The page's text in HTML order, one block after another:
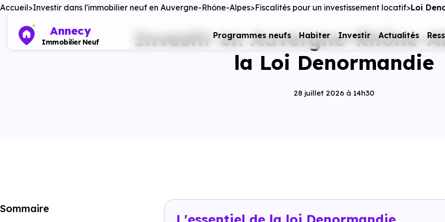
Annecy
Immobilier Neuf
Programmes neufs Habiter Investir Actualités
Accueil Investir dans l'immobilier neuf en Auvergne-Rhône-Alpes Fiscalités pour un investissement locatif Loi
Investir en Auvergne-Rhône-
la Loi Denormandie
28 juillet 2026 à 14h30
Sommaire